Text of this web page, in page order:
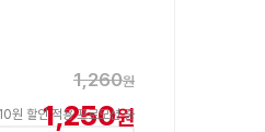
1,260원
1,250원
원 할인 적용 프로모션 중